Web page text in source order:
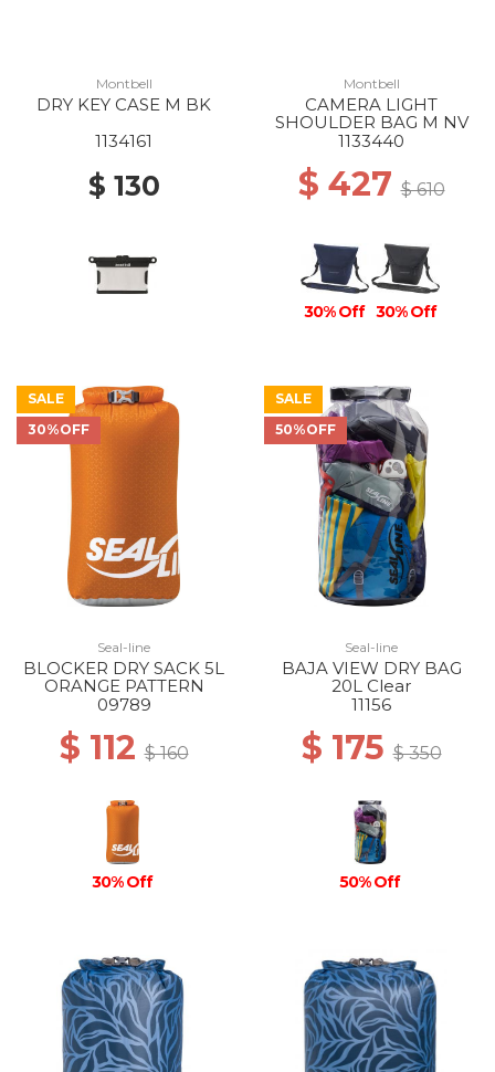
Montbell
DRY KEY CASE M BK
1134161
$ 130
Montbell
CAMERA LIGHT
SHOULDER BAG M NV
1133440
$ 427$ 610
30% Off 30% Off
SALE
30%OFF
Seal-line
BLOCKER DRY SACK 5L
ORANGE PATTERN
09789
$ 112$ 160
30% Off
SALE
50%OFF
Seal-line
BAJA VIEW DRY BAG
20L Clear
11156
$ 175$ 350
50% Off